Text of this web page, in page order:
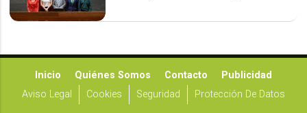
Inicio Quiénes Somos Contacto
Publicidad
Aviso Legal
Cookies Seguridad Protección De Datos